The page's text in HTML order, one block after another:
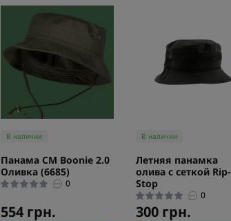
В наличии
Панама CM Boonie 2.0
Оливка (6685)
0
554 грн.
В наличии
Летняя панамка
олива с сеткой Rip-
Stop
0
300 грн.